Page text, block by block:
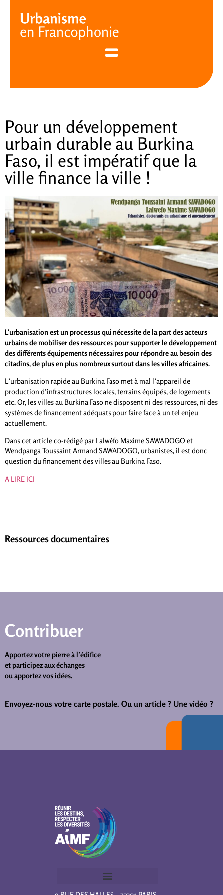
Pour un développement
urbain durable au Burkina
Faso, il est impératif que la
ville finance la ville !
L’urbanisation est un processus qui nécessite de la part des acteurs
urbains de mobiliser des ressources pour supporter le développement
des différents équipements nécessaires pour répondre au besoin des
citadins, de plus en plus nombreux surtout dans les villes africaines.
L’urbanisation rapide au Burkina Faso met à mal l’appareil de
production d’infrastructures locales, terrains équipés, de logements
etc. Or, les villes au Burkina Faso ne disposent ni des ressources, ni des
systèmes de financement adéquats pour faire face à un tel enjeu
actuellement.
Dans cet article co-rédigé par Lalwéfo Maxime SAWADOGO et
Wendpanga Toussaint Armand SAWADOGO, urbanistes, il est donc
question du financement des villes au Burkina Faso.
A LIRE ICI
Ressources documentaires
Contribuer
Apportez votre pierre à l’édifice
et participez aux échanges
ou apportez vos idées.
Envoyez-nous votre carte postale. Ou un article ? Une vidéo ?